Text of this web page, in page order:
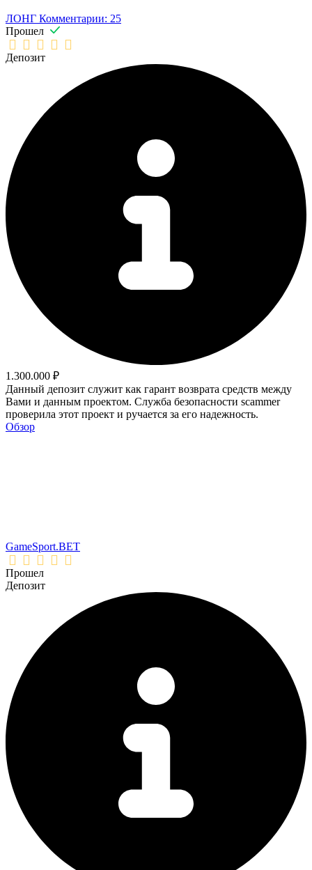
ЛОНГ Комментарии: 25
Прошел
Депозит
1.300.000 ₽
Данный депозит служит как гарант возврата средств между
Вами и данным проектом. Служба безопасности scammer
проверила этот проект и ручается за его надежность.
Обзор
GameSport.BET
Прошел
Депозит